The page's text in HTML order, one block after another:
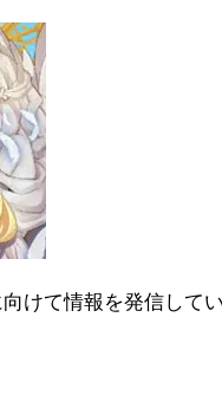
けて情報を発信してい